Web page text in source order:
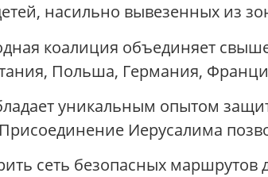
насильно вывезенных из
коалиция объединяет
Польша, Германия,
уникальным опытом
Иерусалима
сеть безопасных маршрутов